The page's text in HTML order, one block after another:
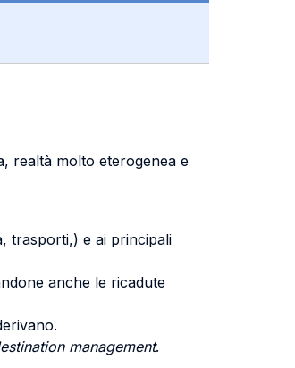
realtà molto eterogenea e
trasporti,) e ai principali
anche le ricadute
management.